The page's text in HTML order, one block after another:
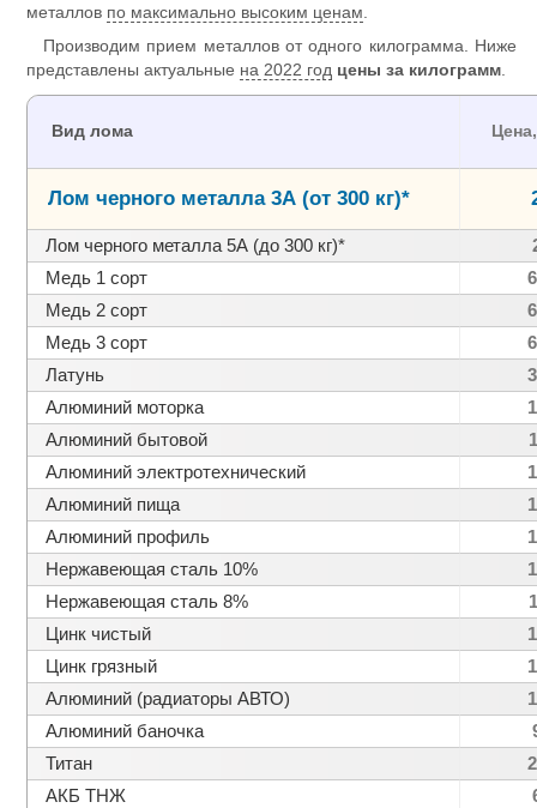
металлов по максимально высоким ценам.
Производим прием металлов от одного килограмма. Ниже
представлены актуальные на 2022 год цены за килограмм.
Вид лома
Лом черного металла 3А (от 300 кг)*
Лом черного металла 5А (до 300 кг)*
Медь 1 сорт
Медь 2 сорт
Медь 3 сорт
Латунь
Алюминий моторка
Алюминий бытовой
Алюминий электротехнический
Алюминий пища
Алюминий профиль
Нержавеющая сталь 10%
Нержавеющая сталь 8%
Цинк чистый
Цинк грязный
Алюминий (радиаторы АВТО)
Алюминий баночка
Титан
АКБ ТНЖ